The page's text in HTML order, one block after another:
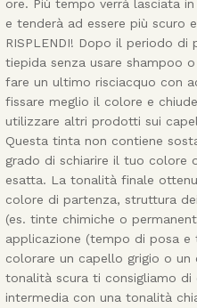
ore. Più tempo verrà lasciata
e tenderà ad essere più scuro
RISPLENDI! Dopo il periodo
tiepida senza usare shampoo
fare un ultimo risciacquo con
fissare meglio il colore e
utilizzare altri prodotti sui
Questa tinta non contiene
grado di schiarire il tuo colore
esatta. La tonalità finale
colore di partenza, struttura
(es. tinte chimiche o
applicazione (tempo di posa
colorare un capello grigio o
tonalità scura ti consigliamo di
intermedia con una tonalità